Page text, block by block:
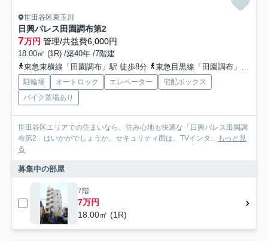
世田谷区東玉川
日興パレス田園調布第2
7万円 管理/共益費6,000円
18.00㎡ (1R) /築40年 /7階建
東急東横線「田園調布」駅 徒歩8分
東急目黒線「田園調布」駅 徒歩8分
駐輪場 オートロック エレベーター
宅配ボックス
バイク置場あり
世田谷区エリアでの住まいなら、住み心地も快適な「日興パレス田園調
布第2」はいかがでしょうか。セキュリティ面は、TVインタ... もっと見
る
募集中の部屋
7階
7万円
18.00㎡ (1R)